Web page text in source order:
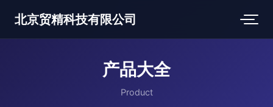
北京贸精科技有限公司
产品大全
Product